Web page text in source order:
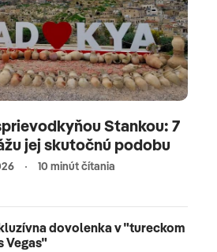
Stankou: 7
jej skutočnú podobu
10 minút čítania
dovolenka v "tureckom
Vegas"